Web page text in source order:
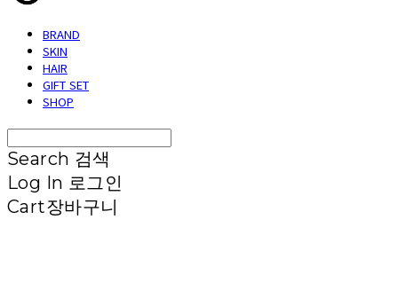
BRAND
SKIN
HAIR
GIFT SET
SHOP
Search 검색
Log In 로그인
Cart장바구니